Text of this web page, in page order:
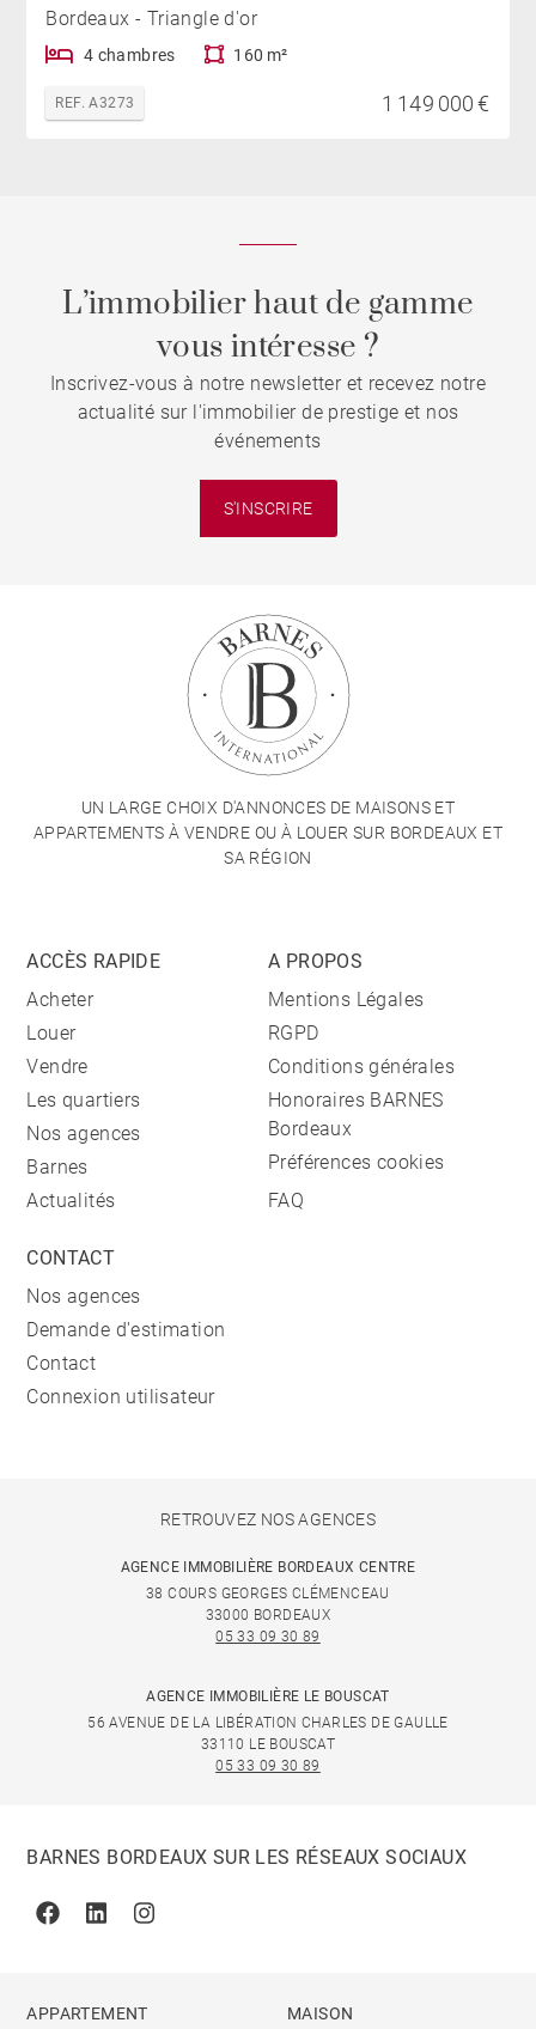
Bordeaux - Triangle d'or
4 chambres 160 m²
REF. A3273 1 149 000 €
L’immobilier haut de gamme
vous intéresse ?
Inscrivez-vous à notre newsletter et recevez notre
actualité sur l'immobilier de prestige et nos
événements
S'INSCRIRE
UN LARGE CHOIX D'ANNONCES DE MAISONS ET
APPARTEMENTS À VENDRE OU À LOUER SUR BORDEAUX ET
SA RÉGION
ACCÈS RAPIDE
Acheter
Louer
Vendre
Les quartiers
Nos agences
Barnes
Actualités
A PROPOS
Mentions Légales
RGPD
Conditions générales
Honoraires BARNES
Bordeaux
Préférences cookies
FAQ
CONTACT
Nos agences
Demande d'estimation
Contact
Connexion utilisateur
RETROUVEZ NOS AGENCES
AGENCE IMMOBILIÈRE BORDEAUX CENTRE
38 COURS GEORGES CLÉMENCEAU
33000 BORDEAUX
05 33 09 30 89
AGENCE IMMOBILIÈRE LE BOUSCAT
56 AVENUE DE LA LIBÉRATION CHARLES DE GAULLE
33110 LE BOUSCAT
05 33 09 30 89
BARNES BORDEAUX SUR LES RÉSEAUX SOCIAUX
FacebookLinkedinInstagram
APPARTEMENT MAISON